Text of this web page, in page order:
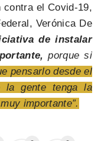
contra el Covid-19,
Verónica De
de instalar
porque si
pensarlo desde el
la gente tenga la
importante”.